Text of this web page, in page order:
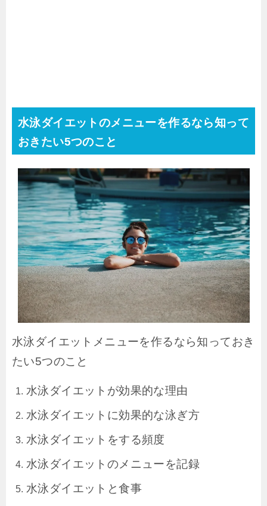
水泳ダイエットのメニューを作るなら知って
おきたい5つのこと
水泳ダイエットメニューを作るなら知っておき
たい5つのこと
水泳ダイエットが効果的な理由
水泳ダイエットに効果的な泳ぎ方
水泳ダイエットをする頻度
水泳ダイエットのメニューを記録
水泳ダイエットと食事